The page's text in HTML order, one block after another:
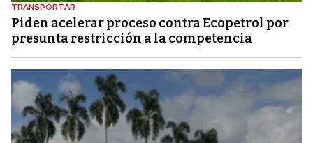
TRANSPORTAR
Piden acelerar proceso contra Ecopetrol por
presunta restricción a la competencia